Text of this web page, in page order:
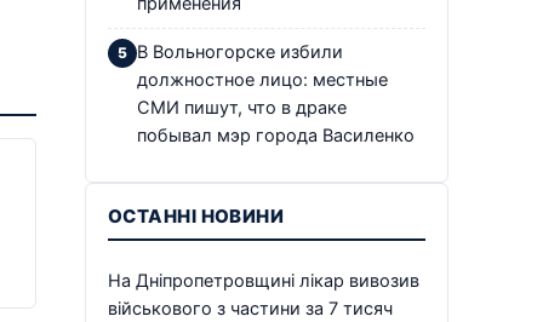
В Вольногорске избили
должностное лицо: местные
СМИ пишут, что в драке
побывал мэр города Василенко
ОСТАННІ НОВИНИ
На Дніпропетровщині лікар вивозив
військового з частини за 7 тисяч